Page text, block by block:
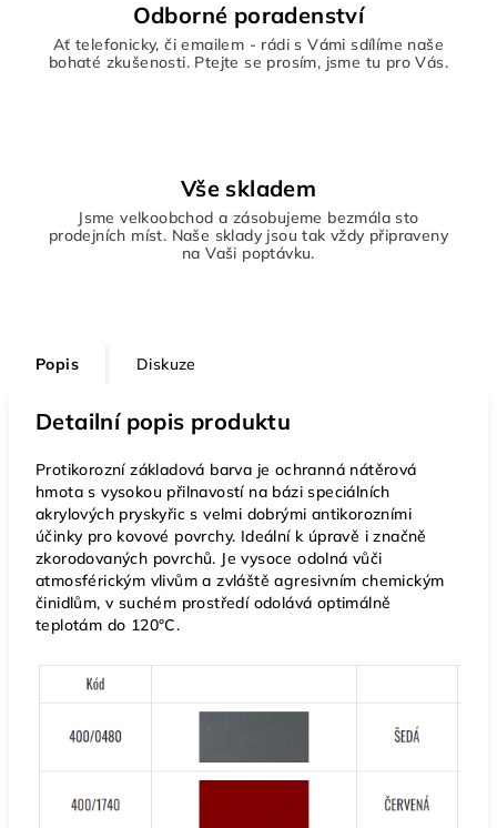
Odborné poradenství
Ať telefonicky, či emailem - rádi s Vámi sdílíme naše
bohaté zkušenosti. Ptejte se prosím, jsme tu pro Vás.
Vše skladem
Jsme velkoobchod a zásobujeme bezmála sto
prodejních míst. Naše sklady jsou tak vždy připraveny
na Vaši poptávku.
Popis Diskuze
Detailní popis produktu
Protikorozní základová barva je ochranná nátěrová
hmota s vysokou přilnavostí na bázi speciálních
akrylových pryskyřic s velmi dobrými antikorozními
účinky pro kovové povrchy. Ideální k úpravě i značně
zkorodovaných povrchů. Je vysoce odolná vůči
atmosférickým vlivům a zvláště agresivním chemickým
činidlům, v suchém prostředí odolává optimálně
teplotám do 120°C.